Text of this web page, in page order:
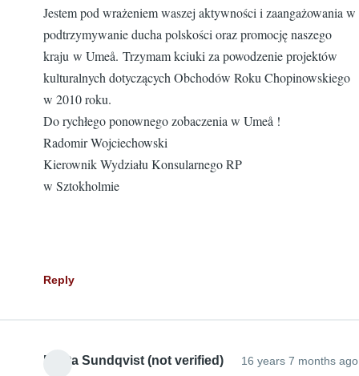
Jestem pod wrażeniem waszej aktywności i zaangażowania w
podtrzymywanie ducha polskości oraz promocję naszego
kraju w Umeå. Trzymam kciuki za powodzenie projektów
kulturalnych dotyczących Obchodów Roku Chopinowskiego
w 2010 roku.
Do rychłego ponownego zobaczenia w Umeå !
Radomir Wojciechowski
Kierownik Wydziału Konsularnego RP
w Sztokholmie
Reply
Edyta Sundqvist (not verified) 16 years 7 months ago